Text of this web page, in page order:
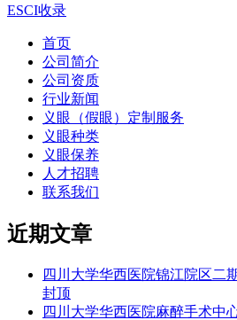
导
章：
篇
章：
ESCI收录
首页
公司简介
公司资质
行业新闻
义眼（假眼）定制服务
义眼种类
义眼保养
人才招聘
联系我们
近期文章
四川大学华西医院锦江院区二
封顶
四川大学华西医院麻醉手术中